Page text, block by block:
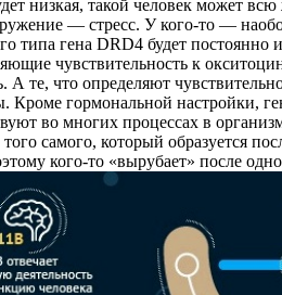
низкая, такой человек может
— стресс. У кого-то —
типа гена DRD4 будет
чувствительность к
А те, что определяют
Кроме гормональной настройки,
во многих процессах в
самого, который образуется
кого-то «вырубает» после